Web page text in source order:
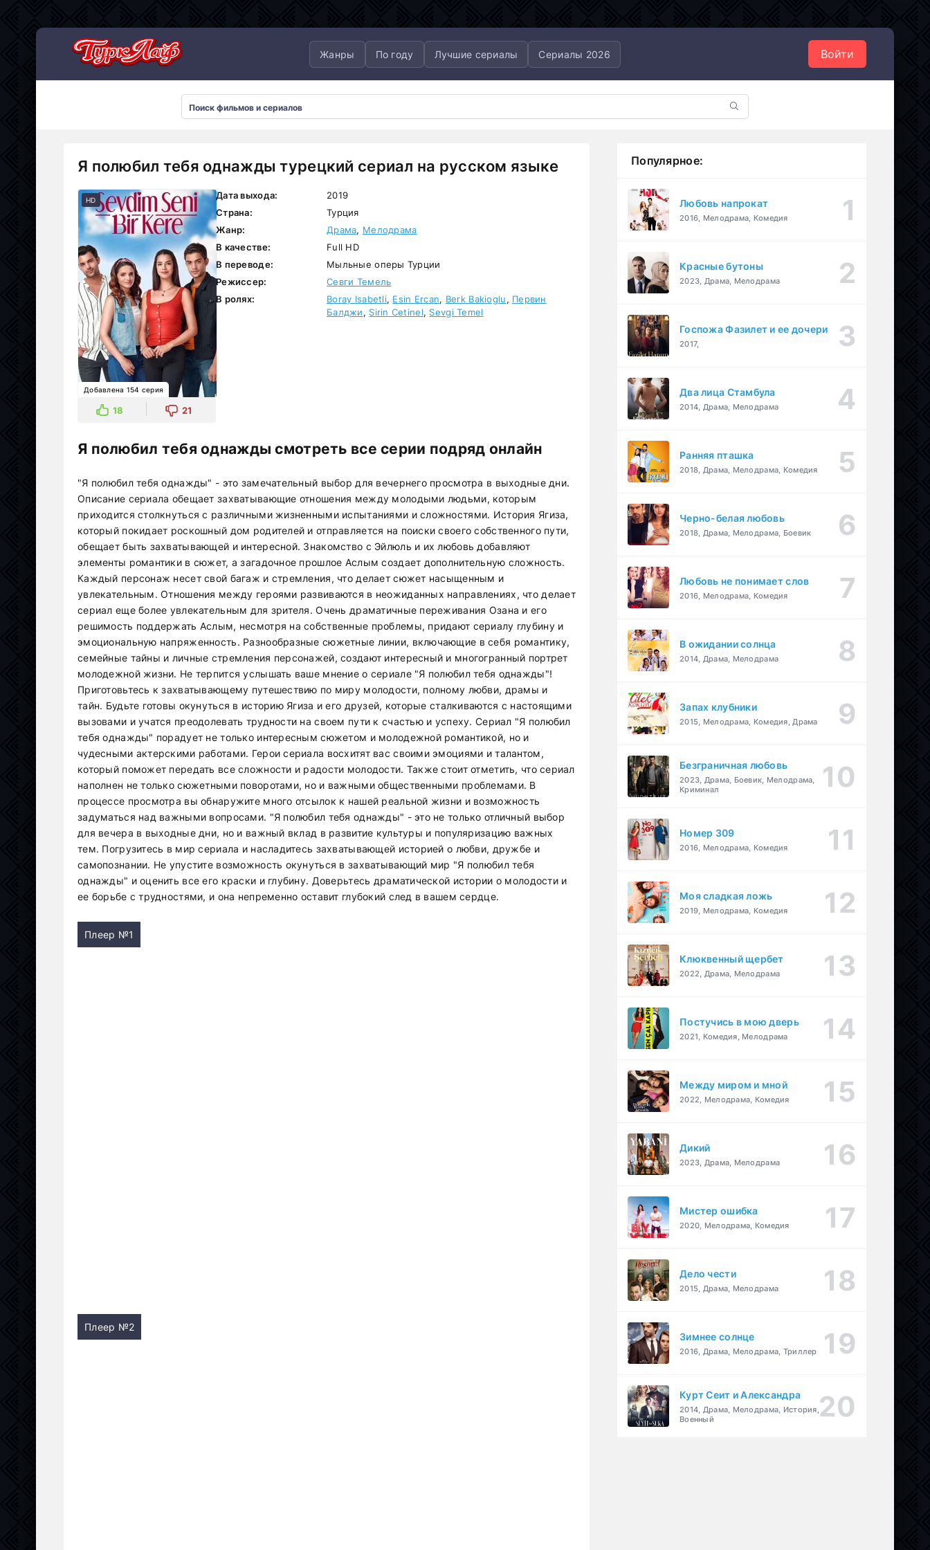
Жанры По году Лучшие сериалы Сериалы 2026 Войти
Я полюбил тебя однажды турецкий сериал на русском языке
HD
Добавлена 154 серия
18 21
Дата выхода:
2019
Страна:
Турция
Жанр:
Драма, Мелодрама
В качестве:
Full HD
В переводе:
Мыльные оперы Турции
Режиссер:
Севги Темель
В ролях:
Boray Isabetli, Esin Ercan, Berk Bakioglu, Первин
Балджи, Sirin Cetinel, Sevgi Temel
Я полюбил тебя однажды смотреть все серии подряд онлайн
"Я полюбил тебя однажды" - это замечательный выбор для вечернего просмотра в выходные дни.
Описание сериала обещает захватывающие отношения между молодыми людьми, которым
приходится столкнуться с различными жизненными испытаниями и сложностями. История Ягиза,
который покидает роскошный дом родителей и отправляется на поиски своего собственного пути,
обещает быть захватывающей и интересной. Знакомство с Эйлюль и их любовь добавляют
элементы романтики в сюжет, а загадочное прошлое Аслым создает дополнительную сложность.
Каждый персонаж несет свой багаж и стремления, что делает сюжет насыщенным и
увлекательным. Отношения между героями развиваются в неожиданных направлениях, что делает
сериал еще более увлекательным для зрителя. Очень драматичные переживания Озана и его
решимость поддержать Аслым, несмотря на собственные проблемы, придают сериалу глубину и
эмоциональную напряженность. Разнообразные сюжетные линии, включающие в себя романтику,
семейные тайны и личные стремления персонажей, создают интересный и многогранный портрет
молодежной жизни. Не терпится услышать ваше мнение о сериале "Я полюбил тебя однажды"!
Приготовьтесь к захватывающему путешествию по миру молодости, полному любви, драмы и
тайн. Будьте готовы окунуться в историю Ягиза и его друзей, которые сталкиваются с настоящими
вызовами и учатся преодолевать трудности на своем пути к счастью и успеху. Сериал "Я полюбил
тебя однажды" порадует не только интересным сюжетом и молодежной романтикой, но и
чудесными актерскими работами. Герои сериала восхитят вас своими эмоциями и талантом,
который поможет передать все сложности и радости молодости. Также стоит отметить, что сериал
наполнен не только сюжетными поворотами, но и важными общественными проблемами. В
процессе просмотра вы обнаружите много отсылок к нашей реальной жизни и возможность
задуматься над важными вопросами. "Я полюбил тебя однажды" - это не только отличный выбор
для вечера в выходные дни, но и важный вклад в развитие культуры и популяризацию важных
тем. Погрузитесь в мир сериала и насладитесь захватывающей историей о любви, дружбе и
самопознании. Не упустите возможность окунуться в захватывающий мир "Я полюбил тебя
однажды" и оценить все его краски и глубину. Доверьтесь драматической истории о молодости и
ее борьбе с трудностями, и она непременно оставит глубокий след в вашем сердце.
Плеер №1
Плеер №2
Популярное:
Любовь напрокат
2016, Мелодрама, Комедия
Красные бутоны
2023, Драма, Мелодрама
Госпожа Фазилет и ее дочери
2017,
Два лица Стамбула
2014, Драма, Мелодрама
Ранняя пташка
2018, Драма, Мелодрама, Комедия
Черно-белая любовь
2018, Драма, Мелодрама, Боевик
Любовь не понимает слов
2016, Мелодрама, Комедия
В ожидании солнца
2014, Драма, Мелодрама
Запах клубники
2015, Мелодрама, Комедия, Драма
Безграничная любовь
2023, Драма, Боевик, Мелодрама,
Криминал
Номер 309
2016, Мелодрама, Комедия
Моя сладкая ложь
2019, Мелодрама, Комедия
Клюквенный щербет
2022, Драма, Мелодрама
Постучись в мою дверь
2021, Комедия, Мелодрама
Между миром и мной
2022, Мелодрама, Комедия
Дикий
2023, Драма, Мелодрама
Мистер ошибка
2020, Мелодрама, Комедия
Дело чести
2015, Драма, Мелодрама
Зимнее солнце
2016, Драма, Мелодрама, Триллер
Курт Сеит и Александра
2014, Драма, Мелодрама, История,
Военный
Сериалы 2026